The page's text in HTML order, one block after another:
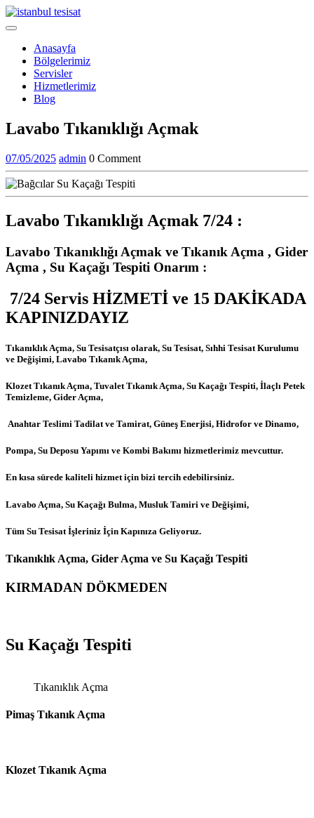
Skip
to
Open
Anasayfa
Bölgelerimiz
Servisler
Hizmetlerimiz
Blog
Close
Menu
Lavabo Tıkanıklığı Açmak
07/05/202507/05/2025
admin admin
0 Comment
Lavabo Tıkanıklığı Açmak 7/24 :
Lavabo Tıkanıklığı Açmak ve Tıkanık Açma , Gider
Açma , Su Kaçağı Tespiti Onarım :
7/24 Servis HİZMETİ ve 15 DAKİKADA
KAPINIZDAYIZ
Tıkanıklık Açma, Su Tesisatçısı olarak, Su Tesisat, Sıhhi Tesisat Kurulumu
ve Değişimi, Lavabo Tıkanık Açma,
Klozet Tıkanık Açma, Tuvalet Tıkanık Açma, Su Kaçağı Tespiti, İlaçlı Petek
Temizleme, Gider Açma,
Anahtar Teslimi Tadilat ve Tamirat, Güneş Enerjisi, Hidrofor ve Dinamo,
Pompa, Su Deposu Yapımı ve Kombi Bakımı hizmetlerimiz mevcuttur.
En kısa sürede kaliteli hizmet için bizi tercih edebilirsiniz.
Lavabo Açma, Su Kaçağı Bulma, Musluk Tamiri ve Değişimi,
Tüm Su Tesisat İşleriniz İçin Kapınıza Geliyoruz.
Tıkanıklık Açma, Gider Açma ve Su Kaçağı Tespiti
KIRMADAN DÖKMEDEN
Su Kaçağı Tespiti
Tıkanıklık Açma
Pimaş Tıkanık Açma
Klozet Tıkanık Açma